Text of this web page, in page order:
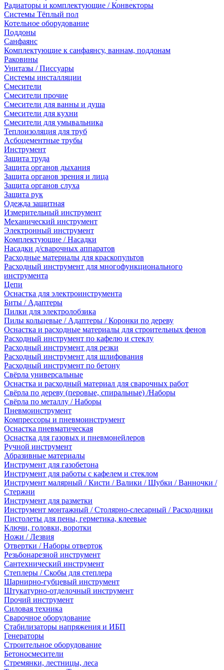
Радиаторы и комплектующие / Конвекторы
Системы Тёплый пол
Котельное оборудование
Поддоны
Санфаянс
Комплектующие к санфаянсу, ваннам, поддонам
Раковины
Унитазы / Писсуары
Системы инсталляции
Смесители
Смесители прочие
Смесители для ванны и душа
Смесители для кухни
Смесители для умывальника
Теплоизоляция для труб
Асбоцементные трубы
Инструмент
Защита труда
Защита органов дыхания
Защита органов зрения и лица
Защита органов слуха
Защита рук
Одежда защитная
Измерительный инструмент
Механический инструмент
Электронный инструмент
Комплектующие / Насадки
Насадки д/сварочных аппаратов
Расходные материалы для краскопультов
Расходный инструмент для многофункционального
инструмента
Цепи
Оснастка для электроинструмента
Биты / Адаптеры
Пилки для электролобзика
Пилы кольцевые / Адаптеры / Коронки по дереву
Оснастка и расходные материалы для строительных фенов
Расходный инструмент по кафелю и стеклу
Расходный инструмент для резки
Расходный инструмент для шлифования
Расходный инструмент по бетону
Свёрла универсальные
Оснастка и расходный материал для сварочных работ
Свёрла по дереву (перовые, спиральные) /Наборы
Свёрла по металлу / Наборы
Пневмоинструмент
Компрессоры и пневмоинструмент
Оснастка пневматическая
Оснастка для газовых и пневмонейлеров
Ручной инструмент
Абразивные материалы
Инструмент для газобетона
Инструмент для работы с кафелем и стеклом
Инструмент малярный / Кисти / Валики / Шубки / Ванночки /
Стержни
Инструмент для разметки
Инструмент монтажный / Столярно-слесарный / Расходники
Пистолеты для пены, герметика, клеевые
Ключи, головки, воротки
Ножи / Лезвия
Отвертки / Наборы отверток
Резьбонарезной инструмент
Сантехнический инструмент
Степлеры / Скобы для степлера
Шарнирно-губцевый инструмент
Штукатурно-отделочный инструмент
Прочий инструмент
Силовая техника
Сварочное оборудование
Стабилизаторы напряжения и ИБП
Генераторы
Строительное оборудование
Бетоносмесители
Стремянки, лестницы, леса